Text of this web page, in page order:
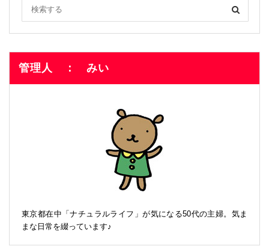
管理人 ： みい
東京都在中「ナチュラルライフ」が気になる50代の主婦。気ま
まな日常を綴っています♪